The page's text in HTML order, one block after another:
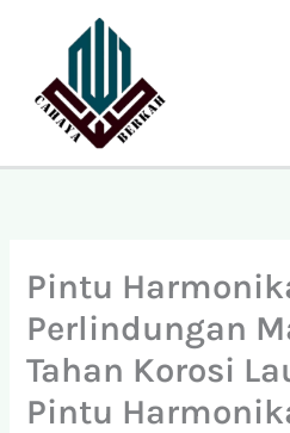
Pintu
Perlindungan
Tahan Korosi
Pintu